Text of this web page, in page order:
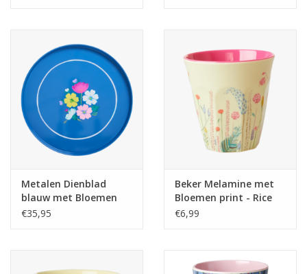
Metalen Dienblad
blauw met Bloemen
Print - Rice
€35,95
Beker Melamine met
Bloemen print - Rice
€6,99